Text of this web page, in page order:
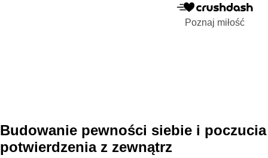
Poznaj miłość
Budowanie pewności siebie i
potwierdzenia z zewnątrz